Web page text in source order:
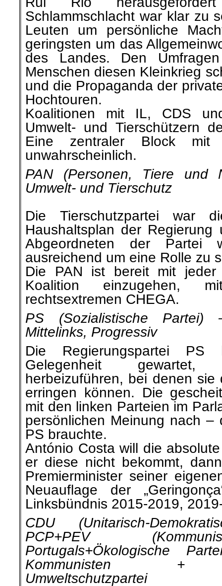
Schlammschlacht war klar zu
Leuten um persönliche
geringsten um das
des Landes. Den
Menschen diesen Kleinkrieg
und die Propaganda der
Hochtouren.
Koalitionen mit IL, CDS
Umwelt- und Tierschützern
Eine zentraler Block
unwahrscheinlich.
PAN (Personen, Tiere und
Umwelt- und Tierschutz
Die Tierschutzpartei war
Haushaltsplan der
Abgeordneten der Partei
ausreichend um eine Rolle zu
Die PAN ist bereit mit jeder
Koalition einzugehen,
rechtsextremen CHEGA.
PS (Sozialistische Partei)
Mittelinks, Progressiv
Die Regierungspartei
Gelegenheit
herbeizuführen, bei denen sie
erringen können. Die
mit den linken Parteien im
persönlichen Meinung nach –
PS brauchte.
António Costa will die
er diese nicht bekommt,
Premierminister seiner
Neuauflage der
Linksbündnis 2015-2019,
CDU (Unitarisch-
PCP+PEV
Portugals+Ökologische
Kommunisten +
Umweltschutzpartei